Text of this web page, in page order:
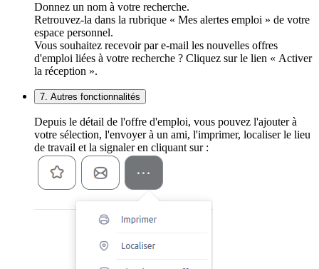
Donnez un nom à votre recherche.
Retrouvez-la dans la rubrique « Mes alertes emploi » de votre
espace personnel.
Vous souhaitez recevoir par e-mail les nouvelles offres
d'emploi liées à votre recherche ? Cliquez sur le lien « Activer
la réception ».
7. Autres fonctionnalités
Depuis le détail de l'offre d'emploi, vous pouvez l'ajouter à
votre sélection, l'envoyer à un ami, l'imprimer, localiser le lieu
de travail et la signaler en cliquant sur :